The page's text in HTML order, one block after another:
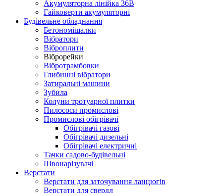
Акумуляторна лінійка 36В
Гайковерти акумуляторні
Будівельне обладнання
Бетономішалки
Вібратори
Віброплити
Віброрейки
Вібротрамбовки
Глибинні вібратори
Затиральні машини
Зубила
Колуни тротуарної плитки
Пилососи промислові
Промислові обігрівачі
Обігрівачі газові
Обігрівачі дизельні
Обігрівачі електричні
Тачки садово-будівельні
Швонарізувачі
Верстати
Верстати для заточування ланцюгів
Верстати для свердл